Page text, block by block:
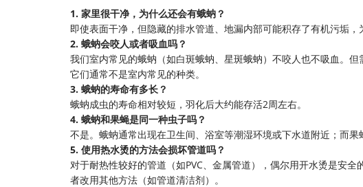
1. 家里很干净，为什么还会有蛾蚋？
即使表面干净，但隐藏的排水管道、地漏内部可能积存了有机污垢，
2. 蛾蚋会咬人或者吸血吗？
我们室内常见的蛾蚋（如白斑蛾蚋、星斑蛾蚋）不咬人也不吸血。
它们通常不是室内常见的种类。
3. 蛾蚋的寿命有多长？
蛾蚋成虫的寿命相对较短，羽化后大约能存活2周左右。
4. 蛾蚋和果蝇是同一种虫子吗？
不是。蛾蚋通常出现在卫生间、浴室等潮湿环境或下水道附近；而果
5. 使用热水烫的方法会损坏管道吗？
对于耐热性较好的管道（如PVC、金属管道），偶尔用开水烫是安
者改用其他方法（如管道清洁剂）。